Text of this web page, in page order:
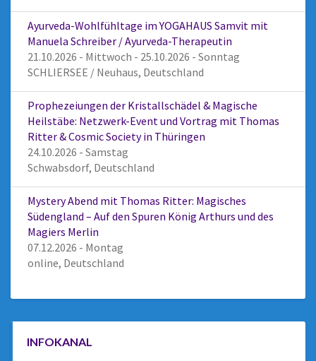
Ayurveda-Wohlfühltage im YOGAHAUS Samvit mit
Manuela Schreiber / Ayurveda-Therapeutin
21.10.2026 - Mittwoch - 25.10.2026 - Sonntag
SCHLIERSEE / Neuhaus, Deutschland
Prophezeiungen der Kristallschädel & Magische
Heilstäbe: Netzwerk-Event und Vortrag mit Thomas
Ritter & Cosmic Society in Thüringen
24.10.2026 - Samstag
Schwabsdorf, Deutschland
Mystery Abend mit Thomas Ritter: Magisches
Südengland – Auf den Spuren König Arthurs und des
Magiers Merlin
07.12.2026 - Montag
online, Deutschland
INFOKANAL